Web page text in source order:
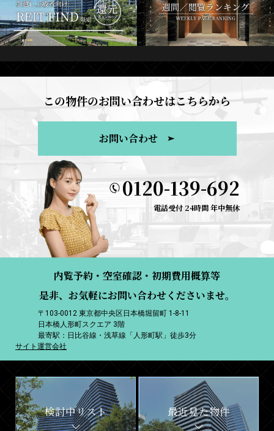
この物件のお問い合わせはこちらから
お問い合わせ
0120-139-692
電話受付 24時間 年中無休
内覧予約・空室確認・初期費用概算等
是非、お気軽にお問い合わせくださいませ。
〒103-0012 東京都中央区日本橋堀留町 1-8-11
日本橋人形町スクエア 3階
最寄駅：日比谷線・浅草線「人形町駅」徒歩3分
サイト運営会社
検討中リスト 最近見た物件